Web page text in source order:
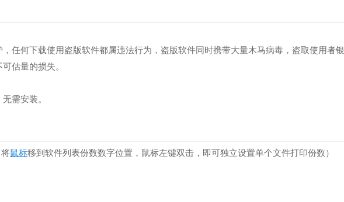
任何下载使用盗版软件都属违法行为，盗版软件同时携带大量木马病毒，盗取使用者银
估量的损失。
需安装。
鼠标移到软件列表份数数字位置，鼠标左键双击，即可独立设置单个文件打印份数）